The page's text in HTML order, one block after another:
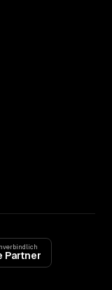
Partner